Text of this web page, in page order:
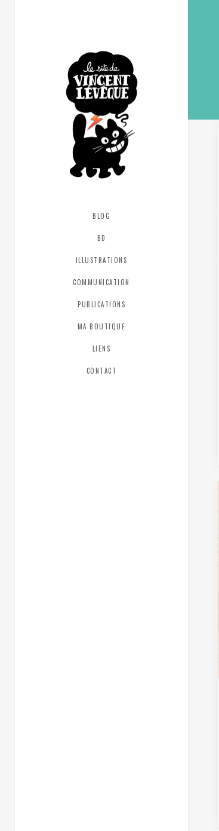
BLOG
BD
ILLUSTRATIONS
COMMUNICATION
PUBLICATIONS
MA BOUTIQUE
LIENS
CONTACT